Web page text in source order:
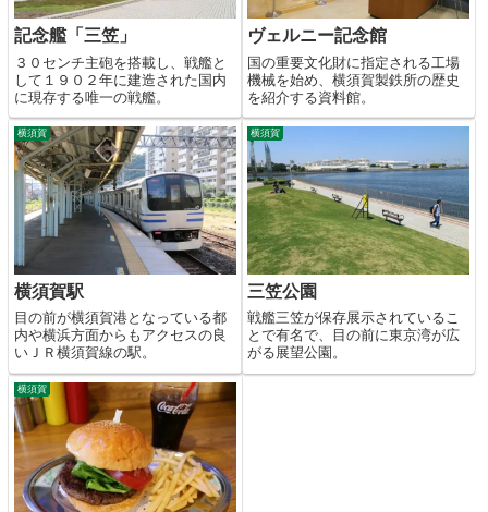
記念艦「三笠」
３０センチ主砲を搭載し、戦艦と
して１９０２年に建造された国内
に現存する唯一の戦艦。
ヴェルニー記念館
国の重要文化財に指定される工場
機械を始め、横須賀製鉄所の歴史
を紹介する資料館。
横須賀
横須賀駅
目の前が横須賀港となっている都
内や横浜方面からもアクセスの良
いＪＲ横須賀線の駅。
横須賀
三笠公園
戦艦三笠が保存展示されているこ
とで有名で、目の前に東京湾が広
がる展望公園。
横須賀